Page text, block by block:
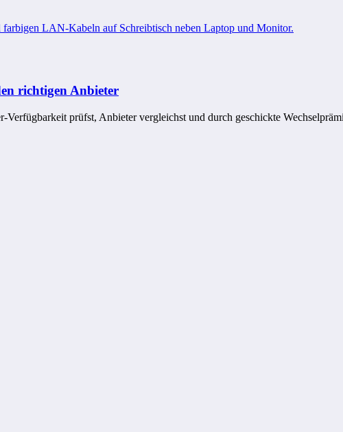
richtigen Anbieter
Verfügbarkeit prüfst, Anbieter vergleichst und durch geschickte